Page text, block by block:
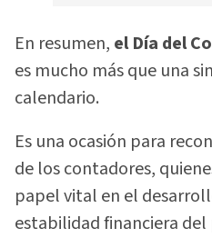
En resumen, el Día del
es mucho más que una
calendario.
Es una ocasión para
de los contadores,
papel vital en el
estabilidad financiera del